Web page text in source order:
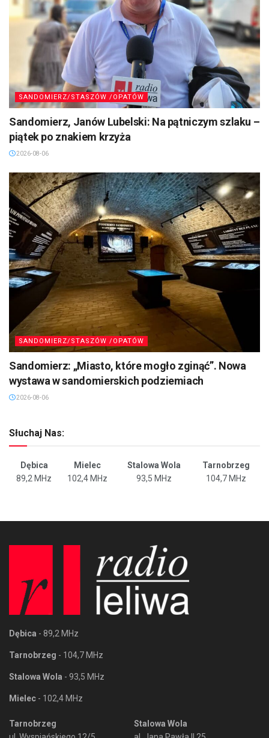
SANDOMIERZ/STASZÓW /OPATÓW
Sandomierz, Janów Lubelski: Na pątniczym szlaku –
piątek po znakiem krzyża
2026-08-06
SANDOMIERZ/STASZÓW /OPATÓW
Sandomierz: „Miasto, które mogło zginąć”. Nowa
wystawa w sandomierskich podziemiach
2026-08-06
Słuchaj Nas:
Dębica Mielec Stalowa Wola
Tarnobrzeg
89,2 MHz
102,4 MHz 93,5 MHz 104,7 MHz
Dębica - 89,2 MHz
Tarnobrzeg - 104,7 MHz
Stalowa Wola - 93,5 MHz
Mielec - 102,4 MHz
Tarnobrzeg
Stalowa Wola